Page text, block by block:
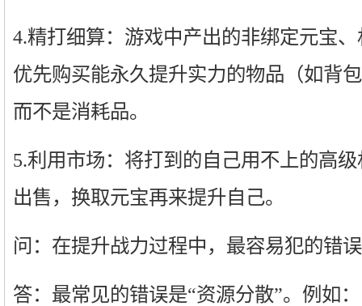
4.精打细算：游戏中产出的非绑定元宝
优先购买能永久提升实力的物品（如背
而不是消耗品。
5.利用市场：将打到的自己用不上的高
出售，换取元宝再来提升自己。
问：在提升战力过程中，最容易犯的错
答：最常见的错误是“资源分散”。例如：